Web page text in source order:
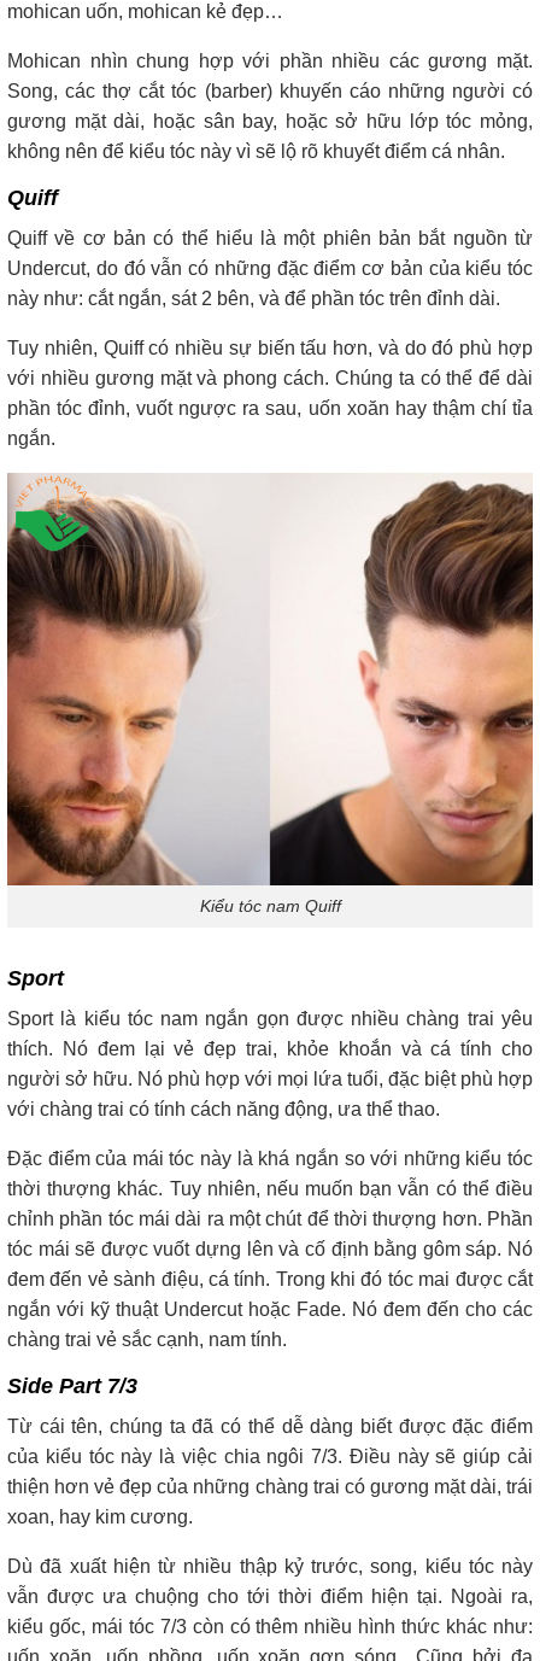
mohican uốn, mohican kẻ đẹp…
Mohican nhìn chung hợp với phần nhiều các gương mặt.
Song, các thợ cắt tóc (barber) khuyến cáo những người có
gương mặt dài, hoặc sân bay, hoặc sở hữu lớp tóc mỏng,
không nên để kiểu tóc này vì sẽ lộ rõ khuyết điểm cá nhân.
Quiff
Quiff về cơ bản có thể hiểu là một phiên bản bắt nguồn từ
Undercut, do đó vẫn có những đặc điểm cơ bản của kiểu tóc
này như: cắt ngắn, sát 2 bên, và để phần tóc trên đỉnh dài.
Tuy nhiên, Quiff có nhiều sự biến tấu hơn, và do đó phù hợp
với nhiều gương mặt và phong cách. Chúng ta có thể để dài
phần tóc đỉnh, vuốt ngược ra sau, uốn xoăn hay thậm chí tỉa
ngắn.
Kiểu tóc nam Quiff
Sport
Sport là kiểu tóc nam ngắn gọn được nhiều chàng trai yêu
thích. Nó đem lại vẻ đẹp trai, khỏe khoắn và cá tính cho
người sở hữu. Nó phù hợp với mọi lứa tuổi, đặc biệt phù hợp
với chàng trai có tính cách năng động, ưa thể thao.
Đặc điểm của mái tóc này là khá ngắn so với những kiểu tóc
thời thượng khác. Tuy nhiên, nếu muốn bạn vẫn có thể điều
chỉnh phần tóc mái dài ra một chút để thời thượng hơn. Phần
tóc mái sẽ được vuốt dựng lên và cố định bằng gôm sáp. Nó
đem đến vẻ sành điệu, cá tính. Trong khi đó tóc mai được cắt
ngắn với kỹ thuật Undercut hoặc Fade. Nó đem đến cho các
chàng trai vẻ sắc cạnh, nam tính.
Side Part 7/3
Từ cái tên, chúng ta đã có thể dễ dàng biết được đặc điểm
của kiểu tóc này là việc chia ngôi 7/3. Điều này sẽ giúp cải
thiện hơn vẻ đẹp của những chàng trai có gương mặt dài, trái
xoan, hay kim cương.
Dù đã xuất hiện từ nhiều thập kỷ trước, song, kiểu tóc này
vẫn được ưa chuộng cho tới thời điểm hiện tại. Ngoài ra,
kiểu gốc, mái tóc 7/3 còn có thêm nhiều hình thức khác như:
uốn xoăn, uốn phồng, uốn xoăn gợn sóng…Cũng bởi đa